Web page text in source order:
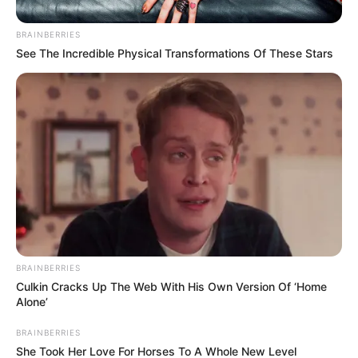
Barrios explicó que se encontraba
Uribe
cuando ocurrió el ataque. Según su relato,
sostenía
BRAINBERRIES
See The Incredible Physical Transformations Of These Stars
BRAINBERRIES
Culkin Cracks Up The Web With His Own Version Of ‘Home
Alone’
BRAINBERRIES
She Took Her Love For Horses To A Whole New Level